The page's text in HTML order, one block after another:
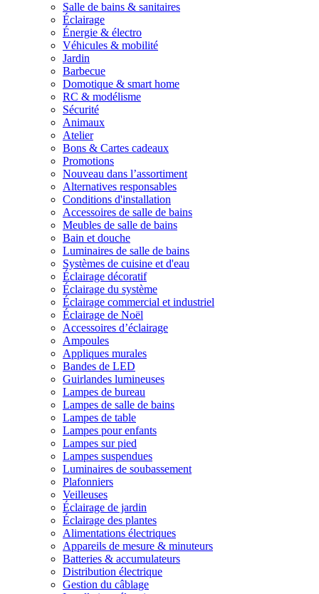
Salle de bains & sanitaires
Éclairage
Énergie & électro
Véhicules & mobilité
Jardin
Barbecue
Domotique & smart home
RC & modélisme
Sécurité
Animaux
Atelier
Bons & Cartes cadeaux
Promotions
Nouveau dans l’assortiment
Alternatives responsables
Conditions d'installation
Accessoires de salle de bains
Meubles de salle de bains
Bain et douche
Luminaires de salle de bains
Systèmes de cuisine et d'eau
Éclairage décoratif
Éclairage du système
Éclairage commercial et industriel
Éclairage de Noël
Accessoires d’éclairage
Ampoules
Appliques murales
Bandes de LED
Guirlandes lumineuses
Lampes de bureau
Lampes de salle de bains
Lampes de table
Lampes pour enfants
Lampes sur pied
Lampes suspendues
Luminaires de soubassement
Plafonniers
Veilleuses
Éclairage de jardin
Éclairage des plantes
Alimentations électriques
Appareils de mesure & minuteurs
Batteries & accumulateurs
Distribution électrique
Gestion du câblage